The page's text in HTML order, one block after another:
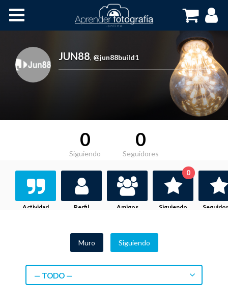
Cursos OnLine
JUN88, @jun88build1
0
Siguiendo
0
Seguidores
Actividad Perfil Amigos Siguiendo
0
Muro Siguiendo
— TODO —